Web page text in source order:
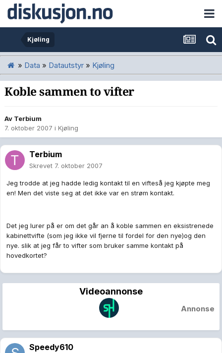
Kjøling
» Data » Datautstyr » Kjøling
Koble sammen to vifter
Av Terbium
7. oktober 2007 i Kjøling
Terbium
Skrevet 7. oktober 2007
Jeg trodde at jeg hadde ledig kontakt til en vifteså jeg kjøpte meg
en! Men det viste seg at det ikke var en strøm kontakt.
Det jeg lurer på er om det går an å koble sammen en eksistrenede
kabinettvifte (som jeg ikke vil fjerne til fordel for den nye)og den
nye. slik at jeg får to vifter som bruker samme kontakt på
hovedkortet?
Videoannonse
Annonse
Speedy610